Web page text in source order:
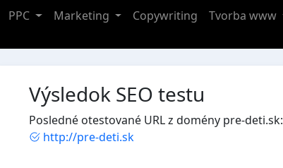
PPC Marketing Copywriting Tvorba www
Výsledok SEO testu
Posledné otestované URL z domény pre-deti.sk:
http://pre-deti.sk